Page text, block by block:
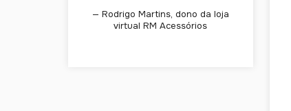
— Rodrigo Martins, dono da loja
virtual RM Acessórios